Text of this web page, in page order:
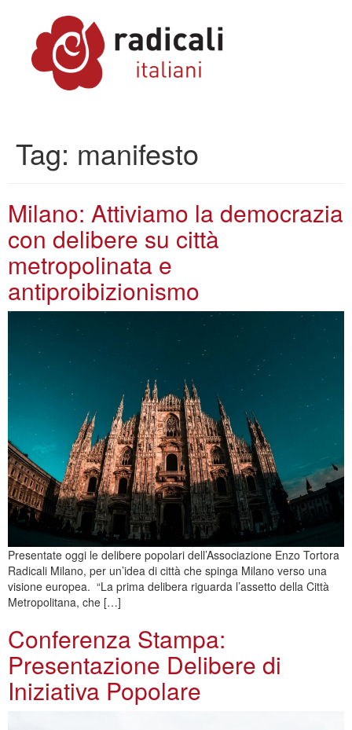
Tag: manifesto
Milano: Attiviamo la democrazia
con delibere su città
metropolinata e
antiproibizionismo
Presentate oggi le delibere popolari dell’Associazione Enzo Tortora
Radicali Milano, per un’idea di città che spinga Milano verso una
visione europea. “La prima delibera riguarda l’assetto della Città
Metropolitana, che […]
Conferenza Stampa:
Presentazione Delibere di
Iniziativa Popolare